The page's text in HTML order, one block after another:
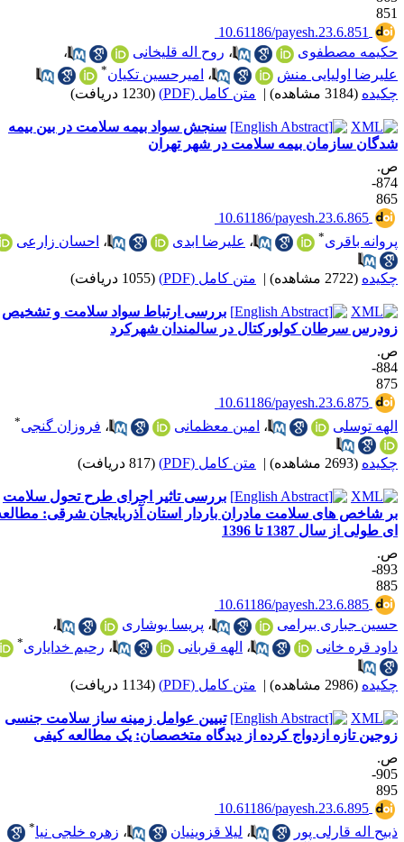
‎ 10.61186/payesh.23.6.851
مصطفوی
،روح اله قلیخانی
،
اولیایی منش
،امیرحسین تکیان *
(3184 مشاهده) | متن کامل (PDF) (1230 دریافت)
سنجش سواد بیمه سلامت در بین بیمه
سازمان بیمه سلامت در شهر تهران
874-
‎ 10.61186/payesh.23.6.865
باقری
،علیرضا ابدی ،احسان زارعی
(2722 مشاهده) | متن کامل (PDF) (1055 دریافت)
بررسی ارتباط سواد سلامت و تشخیص
سرطان کولورکتال‌ در سالمندان شهرکرد
884-
‎ 10.61186/payesh.23.6.875
توسلی
،امین معظمانی ،فروزان گنجی
(2693 مشاهده) | متن کامل (PDF) (817 دریافت)
بررسی تاثیر اجرای طرح تحول سلامت
شاخص های سلامت مادران باردار استان آذربایجان شرقی: مطالعه
طولی از سال 1387 تا 1396
893-
‎ 10.61186/payesh.23.6.885
جباری بیرامی
،پریسا یوشاری
،
قره خانی
،الهه قربانی ،رحیم خدایاری
(2986 مشاهده) | متن کامل (PDF) (1134 دریافت)
تبیین عوامل زمینه ساز سلامت جنسی
تازه ازدواج کرده از دیدگاه متخصصان: یک مطالعه کیفی
905-
‎ 10.61186/payesh.23.6.895
اله قارلی پور
،لیلا قزوینیان ،زهره خلجی نیا*